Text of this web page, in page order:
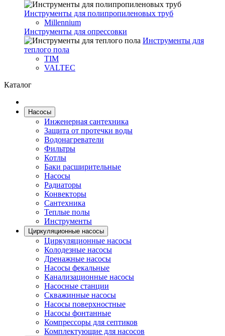
Инструменты для полипропиленовых труб
Millennium
Инструменты для опрессовки
Инструменты для
теплого пола
TIM
VALTEC
Каталог
Насосы
Инженерная сантехника
Защита от протечки воды
Водонагреватели
Фильтры
Котлы
Баки расширительные
Насосы
Радиаторы
Конвекторы
Сантехника
Теплые полы
Инструменты
Циркуляционные насосы
Циркуляционные насосы
Колодезные насосы
Дренажные насосы
Насосы фекальные
Канализационные насосы
Насосные станции
Скважинные насосы
Насосы поверхностные
Насосы фонтанные
Компрессоры для септиков
Комплектующие для насосов